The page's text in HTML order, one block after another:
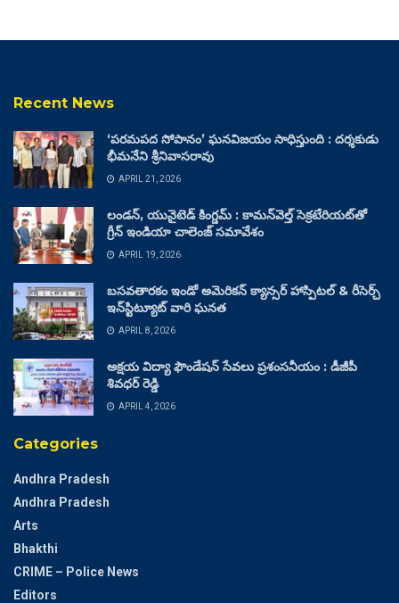
Recent News
‘పరమపద సోపానం’ ఘనవిజయం సాధిస్తుంది : దర్శకుడు
భీమనేని శ్రీనివాసరావు
APRIL 21, 2026
లండన్, యునైటెడ్ కింగ్డమ్ : కామన్‌వెల్త్ సెక్రటేరియట్‌తో
గ్రీన్ ఇండియా చాలెంజ్ సమావేశం
APRIL 19, 2026
బసవతారకం ఇండో అమెరికన్ క్యాన్సర్ హాస్పిటల్ & రీసెర్చ్
ఇన్‌స్టిట్యూట్ వారి ఘనత
APRIL 8, 2026
అక్షయ విద్యా ఫౌండేషన్ సేవలు ప్రశంసనీయం : డీజీపీ
శివధర్ రెడ్డి
APRIL 4, 2026
Categories
Andhra Pradesh
Andhra Pradesh
Arts
Bhakthi
CRIME – Police News
Editors